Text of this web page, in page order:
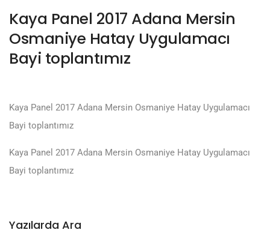
Kaya Panel 2017 Adana Mersin
Osmaniye Hatay Uygulamacı
Bayi toplantımız
Kaya Panel 2017 Adana Mersin Osmaniye Hatay Uygulamacı
Bayi toplantımız
Kaya Panel 2017 Adana Mersin Osmaniye Hatay Uygulamacı
Bayi toplantımız
Yazılarda Ara